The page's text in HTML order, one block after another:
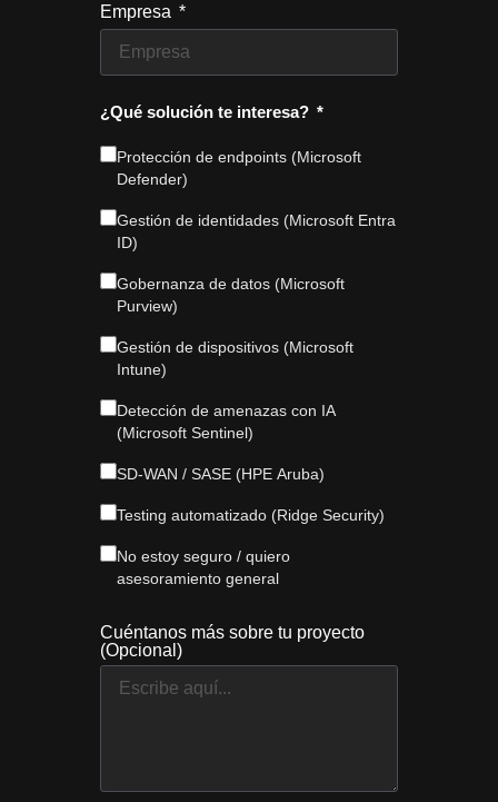
Empresa
¿Qué solución te interesa?
Protección de endpoints (Microsoft
Defender)
Gestión de identidades (Microsoft Entra
ID)
Gobernanza de datos (Microsoft
Purview)
Gestión de dispositivos (Microsoft
Intune)
Detección de amenazas con IA
(Microsoft Sentinel)
SD-WAN / SASE (HPE Aruba)
Testing automatizado (Ridge Security)
No estoy seguro / quiero
asesoramiento general
Cuéntanos más sobre tu proyecto
(Opcional)